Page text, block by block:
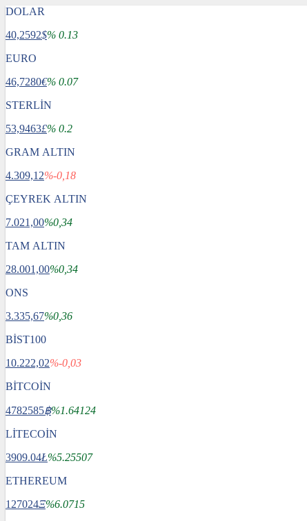
DOLAR
40,2592$% 0.13
EURO
46,7280€% 0.07
STERLİN
53,9463£% 0.2
GRAM ALTIN
4.309,12%-0,18
ÇEYREK ALTIN
7.021,00%0,34
TAM ALTIN
28.001,00%0,34
ONS
3.335,67%0,36
BİST100
10.222,02%-0,03
BİTCOİN
4782585฿%1.64124
LİTECOİN
3909.04Ł%5.25507
ETHEREUM
127024Ξ%6.0715